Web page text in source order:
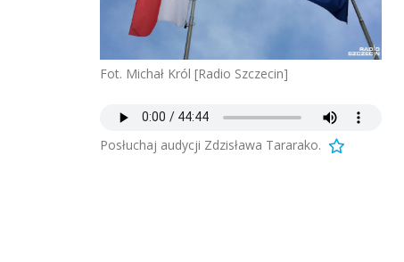
Fot. Michał Król [Radio Szczecin]
Posłuchaj audycji Zdzisława Tararako.